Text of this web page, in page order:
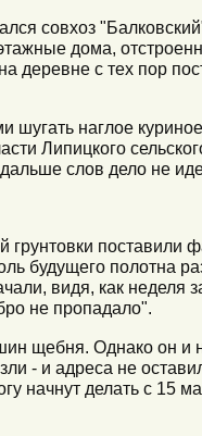
совхоз
дома,
деревне с тех пор
шугать наглое
Липицкого
слов дело не
грунтовки поставили
будущего полотна
видя, как неделя
не пропадало".
щебня. Однако он и
- и адреса не
начнут делать с 15